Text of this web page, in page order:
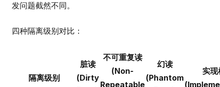
发问题截然不同。
四种隔离级别对比：
隔离级别
脏读
(Dirty
不可重复读
(Non-
Repeatable
幻读
(Phantom
实现